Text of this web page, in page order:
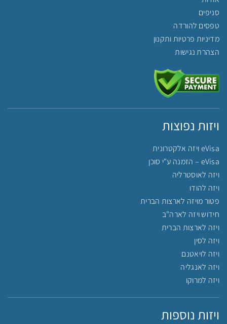
סניפים
טפסים להורדה
מדיניות פרטיות ותקנון
הצהרת נגישות
ויזות נפוצות
eVisa ויזה אלקטרונית
eVisa – הזמנה ע"י סוכן
ויזה לאוסטרליה
ויזה להודו
פטור מויזה לארצות הברית
חידוש ויזה לארה"ב
ויזה לארצות הברית
ויזה לסין
ויזה לויאטנם
ויזה לאנגליה
ויזה למרוקו
ויזות נוספות